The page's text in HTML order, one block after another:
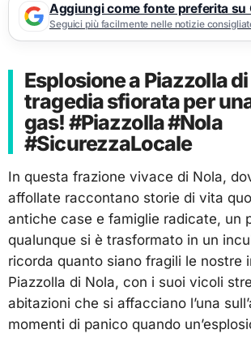
Aggiungi come fonte preferita su
Seguici più facilmente nelle notizie
Esplosione a Piazzolla
tragedia sfiorata per
gas! #Piazzolla #Nola
#SicurezzaLocale
In questa frazione vivace di Nola,
affollate raccontano storie di vita
antiche case e famiglie radicate, un
qualunque si è trasformato in un
ricorda quanto siano fragili le nostre
Piazzolla di Nola, con i suoi vicoli
abitazioni che si affacciano l’una
momenti di panico quando